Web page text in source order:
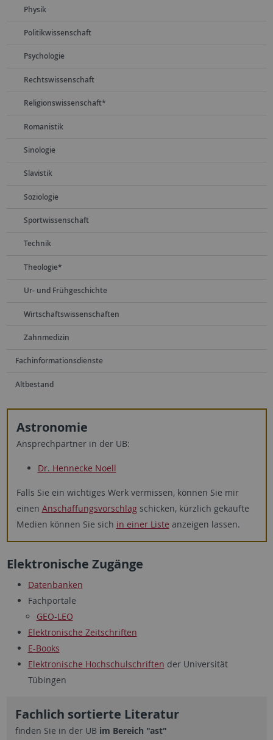
Physik
Politikwissenschaft
Psychologie
Rechtswissenschaft
Religionswissenschaft*
Romanistik
Sinologie
Slavistik
Soziologie
Sportwissenschaft
Technik
Theologie*
Ur- und Frühgeschichte
Wirtschaftswissenschaften
Zahnmedizin
Fachinformationsdienste
Altbestand
Astronomie
Ansprechpartner in der UB:
Dr. Hennecke Noell
Falls Sie ein wichtiges Werk vermissen, können Sie mir
einen Anschaffungsvorschlagschicken, kürzlich gekaufte
Medien können Sie sich in einer Liste anzeigen lassen.
Elektronische Zugänge
Datenbanken
Fachportale
GEO-LEO
Elektronische Zeitschriften
E-Books
Elektronische Hochschulschriften der Universität
Tübingen
Fachlich sortierte Literatur
finden Sie in der UB im Bereich "ast"